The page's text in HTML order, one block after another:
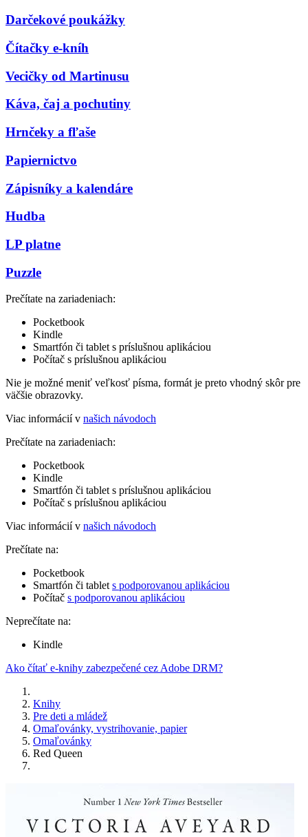
Darčekové poukážky
Čítačky e-kníh
Vecičky od Martinusu
Káva, čaj a pochutiny
Hrnčeky a fľaše
Papiernictvo
Zápisníky a kalendáre
Hudba
LP platne
Puzzle
Prečítate na zariadeniach:
Pocketbook
Kindle
Smartfón či tablet s príslušnou aplikáciou
Počítač s príslušnou aplikáciou
Nie je možné meniť veľkosť písma, formát je preto vhodný skôr pre
väčšie obrazovky.
Viac informácií v našich návodoch
Prečítate na zariadeniach:
Pocketbook
Kindle
Smartfón či tablet s príslušnou aplikáciou
Počítač s príslušnou aplikáciou
Viac informácií v našich návodoch
Prečítate na:
Pocketbook
Smartfón či tablet s podporovanou aplikáciou
Počítač s podporovanou aplikáciou
Neprečítate na:
Kindle
Ako čítať e-knihy zabezpečené cez Adobe DRM?
Knihy
Pre deti a mládež
Omaľovánky, vystrihovanie, papier
Omaľovánky
Red Queen